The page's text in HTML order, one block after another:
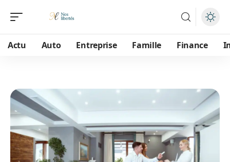
Actu Auto Entreprise Famille Finance